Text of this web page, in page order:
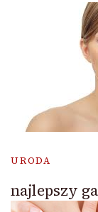
URODA
najlepszy